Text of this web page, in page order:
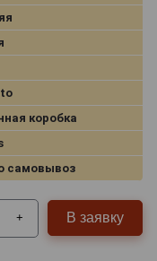
коробка
самовывоз
+ В заявку